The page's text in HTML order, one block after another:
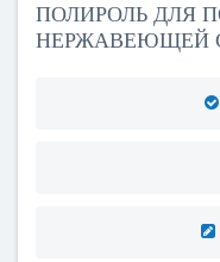
ПОЛИРОЛЬ ДЛЯ
НЕРЖАВЕЮЩЕЙ